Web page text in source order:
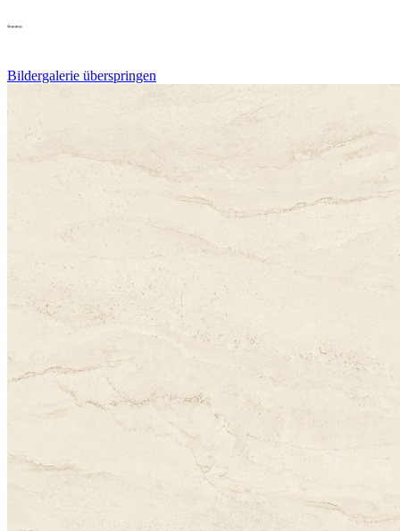
Bildergalerie überspringen